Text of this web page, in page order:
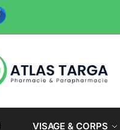
VISAGE & CORPS